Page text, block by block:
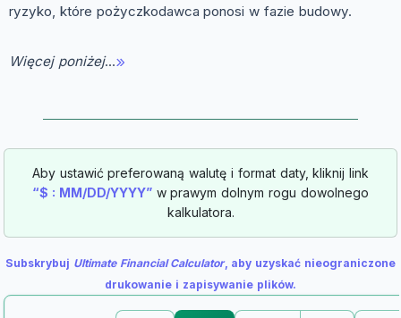
ryzyko, które pożyczkodawca ponosi w fazie budowy.
Więcej poniżej…
Aby ustawić preferowaną walutę i format daty, kliknij link
“$ : MM/DD/YYYY”w prawym dolnym rogu dowolnego
kalkulatora.
Subskrybuj Ultimate Financial Calculator, aby uzyskać nieograniczone
drukowanie i zapisywanie plików.